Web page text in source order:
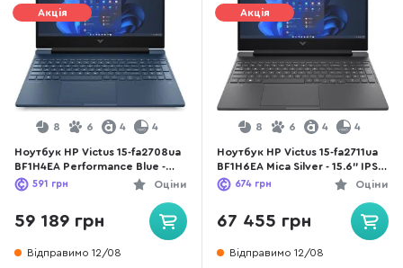
Акція
8 6 4 4
Ноутбук HP Victus 15-fa2708ua
BF1H4EA Performance Blue -
15.6" IPS 144 Гц / Intel Core i5 /
i5-13420H / DDR4 16 ГБ / PCI-E
SSD 512 ГБ / GeForce RTX 3050
Оціни
591 грн
59 189 грн
Відправимо 12/08
Акція
8 6 4 4
Ноутбук HP Victus 15-fa2711ua
BF1H6EA Mica Silver - 15.6" IPS
144 Гц / Intel Core i5 / i5-
13420H / DDR4 16 ГБ / PCI-E
SSD 512 ГБ / GeForce RTX 4050
Оціни
674 грн
67 455 грн
Відправимо 12/08